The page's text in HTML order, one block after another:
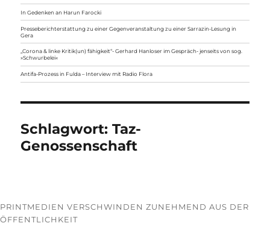
In Gedenken an Harun Farocki
Presseberichterstattung zu einer Gegenveranstaltung zu einer Sarrazin-Lesung in
Gera
„Corona & linke Kritik(un) fähigkeit“- Gerhard Hanloser im Gespräch- jenseits von sog.
»Schwurbelei«
Antifa-Prozess in Fulda – Interview mit Radio Flora
Schlagwort:Taz-
Genossenschaft
PRINTMEDIEN VERSCHWINDEN ZUNEHMEND AUS DER
ÖFFENTLICHKEIT